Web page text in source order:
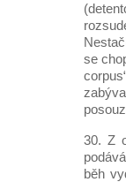
se
30. Z
běh